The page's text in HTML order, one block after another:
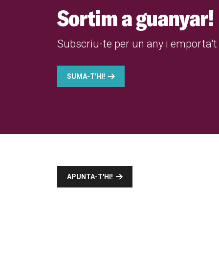
Sortim a guanyar!
Subscriu-te per un any i
SUMA-T'HI!
APUNTA-T'HI!